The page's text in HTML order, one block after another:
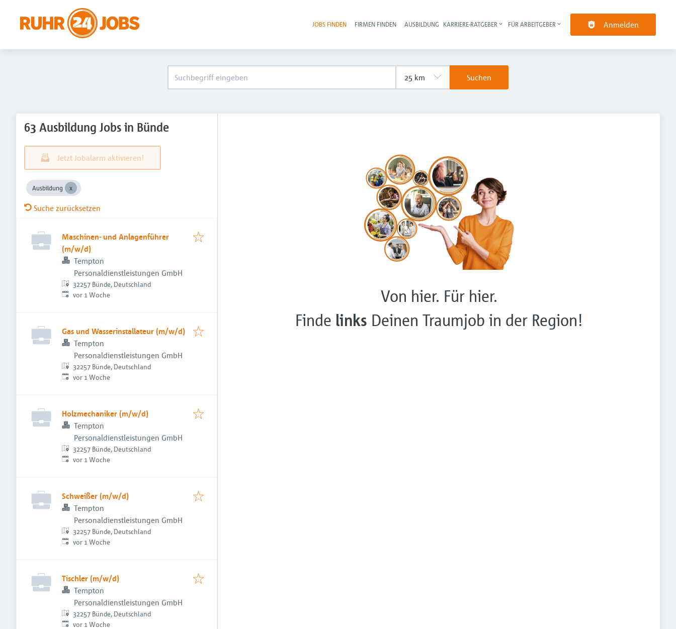
Haupt-Navigation
JOBS FINDEN FIRMEN FINDEN AUSBILDUNG KARRIERE-RATGEBER FÜR ARBEITGEBER Anmelden
Suchen
63 Ausbildung Jobs in Bünde
Jetzt Jobalarm aktivieren!
Ausbildung
Suche zurücksetzen
Maschinen- und Anlagenführer
(m/w/d)
Tempton
Personaldienstleistungen GmbH
32257 Bünde, Deutschland
Veröffentlicht:
vor 1 Woche
Gas und Wasserinstallateur (m/w/d)
Tempton
Personaldienstleistungen GmbH
32257 Bünde, Deutschland
Veröffentlicht:
vor 1 Woche
Holzmechaniker (m/w/d)
Tempton
Personaldienstleistungen GmbH
32257 Bünde, Deutschland
Veröffentlicht:
vor 1 Woche
Schweißer (m/w/d)
Tempton
Personaldienstleistungen GmbH
32257 Bünde, Deutschland
Veröffentlicht:
vor 1 Woche
Tischler (m/w/d)
Tempton
Personaldienstleistungen GmbH
32257 Bünde, Deutschland
Veröffentlicht:
vor 1 Woche
Von hier. Für hier.
Finde links Deinen Traumjob in der Region!